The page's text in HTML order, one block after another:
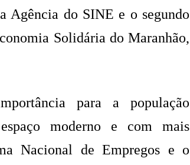
Agência do SINE e o segundo
Solidária do Maranhão,
para a população
moderno e com mais
Nacional de Empregos e o